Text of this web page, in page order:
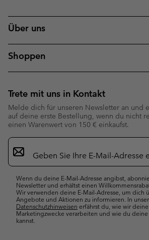
Über uns
Shoppen
Trete mit uns in Kontakt
Melde dich für unseren Newsletter an und
auf deine erste Bestellung, wenn du nicht
einen Warenwert von 150 € einkaufst.
Newsletter-
Anmeldung
Wenn du deine E-Mail-Adresse angibst,
Newsletter und erhältst einen
Wir verwenden deine E-Mail-Adresse, um dich
Angebote und Aktionen zu informieren. In
Datenschutzhinweisen erfährst du, wie wir
Marketingzwecke verarbeiten und wie du
kannst.